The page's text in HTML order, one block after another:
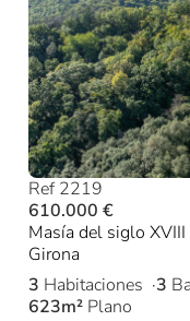
Ref 2219
610.000 €
Masía del siglo
Girona
3 Habitaciones 3
623m² Plano